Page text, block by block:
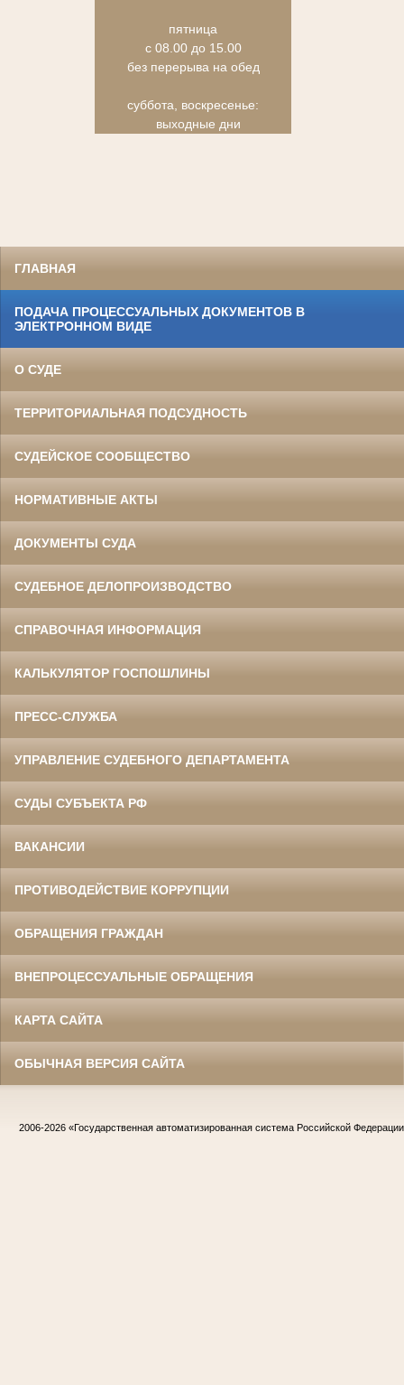
пятница
с 08.00 до 15.00
без перерыва на обед
суббота, воскресенье:
выходные дни
ГЛАВНАЯ
ПОДАЧА ПРОЦЕССУАЛЬНЫХ ДОКУМЕНТОВ В
ЭЛЕКТРОННОМ ВИДЕ
О СУДЕ
ТЕРРИТОРИАЛЬНАЯ ПОДСУДНОСТЬ
СУДЕЙСКОЕ СООБЩЕСТВО
НОРМАТИВНЫЕ АКТЫ
ДОКУМЕНТЫ СУДА
СУДЕБНОЕ ДЕЛОПРОИЗВОДСТВО
СПРАВОЧНАЯ ИНФОРМАЦИЯ
КАЛЬКУЛЯТОР ГОСПОШЛИНЫ
ПРЕСС-СЛУЖБА
УПРАВЛЕНИЕ СУДЕБНОГО ДЕПАРТАМЕНТА
СУДЫ СУБЪЕКТА РФ
ВАКАНСИИ
ПРОТИВОДЕЙСТВИЕ КОРРУПЦИИ
ОБРАЩЕНИЯ ГРАЖДАН
ВНЕПРОЦЕССУАЛЬНЫЕ ОБРАЩЕНИЯ
КАРТА САЙТА
ОБЫЧНАЯ ВЕРСИЯ САЙТА
2006-2026 «Государственная автоматизированная система Российской